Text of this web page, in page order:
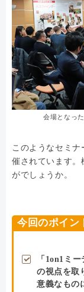
会場となっ
このようなセミナ
催されています。
がでしょうか。
今回のポイン
「1on1ミ
の視点を取
意義なもの